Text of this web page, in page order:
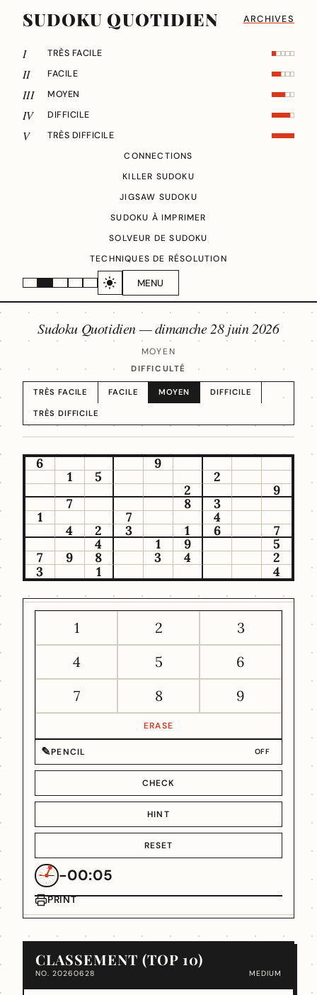
SUDOKU QUOTIDIEN ARCHIVES
MENU
I TRÈS FACILE
II FACILE
III MOYEN
IV DIFFICILE
V
TRÈS DIFFICILE
CONNECTIONS
KILLER SUDOKU
JIGSAW SUDOKU
SUDOKU À IMPRIMER
SOLVEUR DE SUDOKU
TECHNIQUES DE RÉSOLUTION
Sudoku Quotidien —dimanche 28 juin 2026
MOYEN
DIFFICULTÉ
TRÈS FACILE FACILE MOYEN DIFFICILE
TRÈS DIFFICILE
6
9
1
5
2
2
9
7
8
3
1
7
4
4
2 3 1 6
7
4
1 9
5
7
9 8 3 4
2
3
1 4
1 2
3
4
5
6
7
8 9
ERASE
✎PENCIL OFF
CHECK
HINT
RESET
-00:05
PRINT
CLASSEMENT (TOP 10)
NO. 20260628 MEDIUM